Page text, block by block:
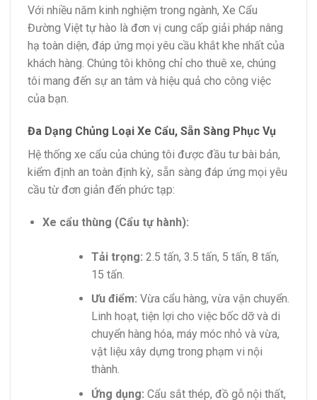
Với nhiều năm kinh nghiệm trong ngành, Xe Cẩu
Đường Việt tự hào là đơn vị cung cấp giải pháp nâng
hạ toàn diện, đáp ứng mọi yêu cầu khắt khe nhất của
khách hàng. Chúng tôi không chỉ cho thuê xe, chúng
tôi mang đến sự an tâm và hiệu quả cho công việc
của bạn.
Đa Dạng Chủng Loại Xe Cẩu, Sẵn Sàng Phục Vụ
Hệ thống xe cẩu của chúng tôi được đầu tư bài bản,
kiểm định an toàn định kỳ, sẵn sàng đáp ứng mọi yêu
cầu từ đơn giản đến phức tạp:
Xe cẩu thùng (Cẩu tự hành):
Tải trọng: 2.5 tấn, 3.5 tấn, 5 tấn, 8 tấn,
15 tấn.
Ưu điểm: Vừa cẩu hàng, vừa vận chuyển.
Linh hoạt, tiện lợi cho việc bốc dỡ và di
chuyển hàng hóa, máy móc nhỏ và vừa,
vật liệu xây dựng trong phạm vi nội
thành.
Ứng dụng: Cẩu sắt thép, đồ gỗ nội thất,